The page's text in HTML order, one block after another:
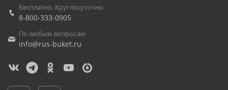
Бесплатно. Круглосуточно
8-800-333-0905
По любым вопросам
info@rus-buket.ru